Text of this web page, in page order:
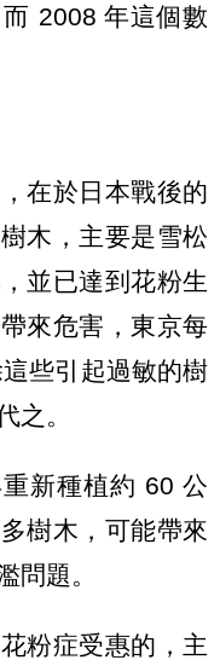
2008 年這個數
在於日本戰後的
木，主要是雪松
並已達到花粉生
來危害，東京每
些引起過敏的樹
之。
新種植約 60 公
樹木，可能帶來
問題。
粉症受惠的，主